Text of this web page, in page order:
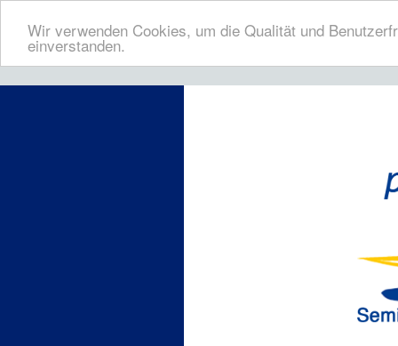
Wir verwenden Cookies, um die Qualität und
einverstanden.